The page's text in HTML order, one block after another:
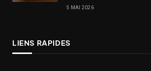
5 MAI 2026
LIENS RAPIDES